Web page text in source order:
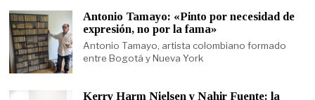
Antonio Tamayo: «Pinto por necesidad de
expresión, no por la fama»
Antonio Tamayo, artista colombiano formado
entre Bogotá y Nueva York
Kerry Harm Nielsen y Nahir Fuente: la